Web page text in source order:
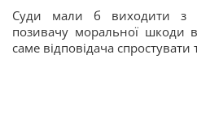
Суди мали б виходити з
позивачу моральної шкоди
саме відповідача спростувати